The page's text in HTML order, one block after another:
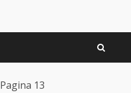
Pagina 13